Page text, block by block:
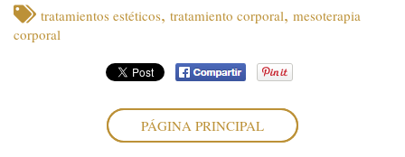
tratamientos estéticos, tratamiento corporal, mesoterapia
corporal
PÁGINA PRINCIPAL